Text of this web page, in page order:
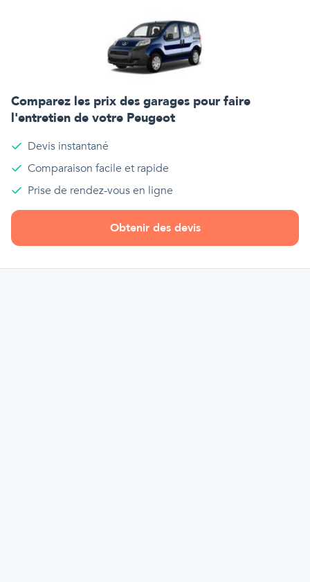
Comparez les prix des garages pour faire
l'entretien de votre Peugeot
Devis instantané
Comparaison facile et rapide
Prise de rendez-vous en ligne
Obtenir des devis